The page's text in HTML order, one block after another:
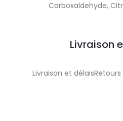
Carboxaldehyde,
Livraison
Livraison et